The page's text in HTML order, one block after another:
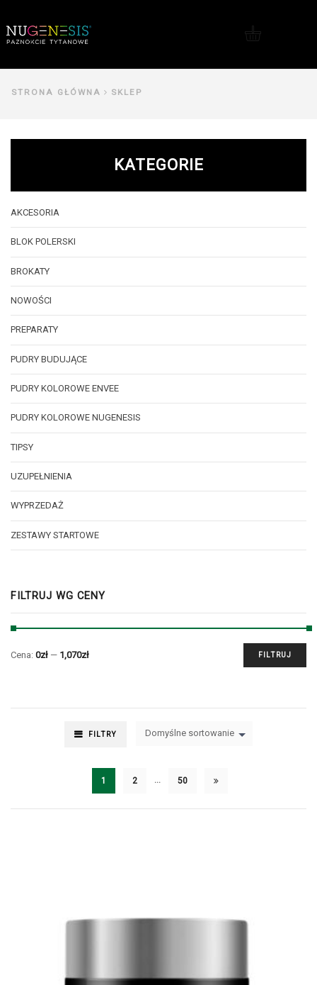
STRONA GŁÓWNA SKLEP
FILTRY Domyślne sortowanie
1 2 … 50
KATEGORIE
AKCESORIA
BLOK POLERSKI
BROKATY
NOWOŚCI
PREPARATY
PUDRY BUDUJĄCE
PUDRY KOLOROWE ENVEE
PUDRY KOLOROWE NUGENESIS
TIPSY
UZUPEŁNIENIA
WYPRZEDAŻ
ZESTAWY STARTOWE
FILTRUJ WG CENY
FILTRUJ
Cena: 0zł — 1,070zł